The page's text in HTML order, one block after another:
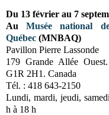
Du 13 février au 7
AuMusée national
Québec (MNBAQ)
Pavillon Pierre Lassonde
179 Grande Allée
G1R 2H1. Canada
Tél. : 418 643-2150
Lundi, mardi, jeudi,
h à 18 h